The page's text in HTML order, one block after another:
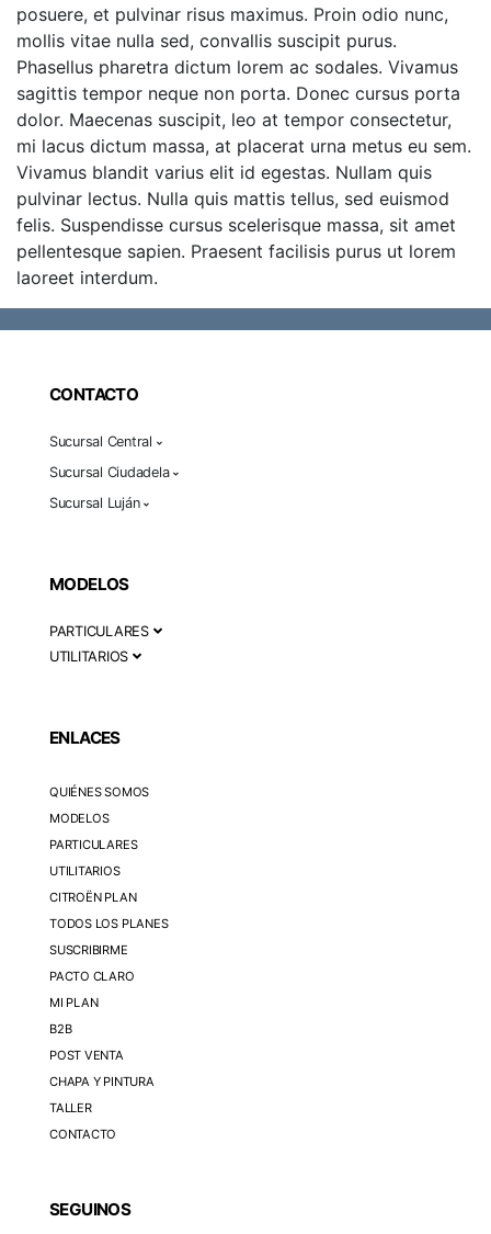
posuere, et pulvinar risus maximus. Proin odio nunc,
mollis vitae nulla sed, convallis suscipit purus.
Phasellus pharetra dictum lorem ac sodales. Vivamus
sagittis tempor neque non porta. Donec cursus porta
dolor. Maecenas suscipit, leo at tempor consectetur,
mi lacus dictum massa, at placerat urna metus eu sem.
Vivamus blandit varius elit id egestas. Nullam quis
pulvinar lectus. Nulla quis mattis tellus, sed euismod
felis. Suspendisse cursus scelerisque massa, sit amet
pellentesque sapien. Praesent facilisis purus ut lorem
laoreet interdum.
CONTACTO
Sucursal Central
Sucursal Ciudadela
Sucursal Luján
MODELOS
PARTICULARES
UTILITARIOS
ENLACES
QUIÉNES SOMOS
MODELOS
PARTICULARES
UTILITARIOS
CITROËN PLAN
TODOS LOS PLANES
SUSCRIBIRME
PACTO CLARO
MI PLAN
B2B
POST VENTA
CHAPA Y PINTURA
TALLER
CONTACTO
SEGUINOS